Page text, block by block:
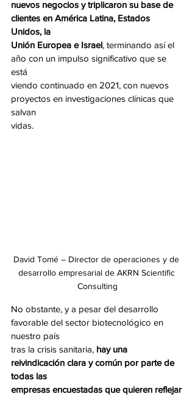
nuevos negocios y triplicaron su base de
clientes en América Latina, Estados
Unidos, la
Unión Europea e Israel, terminando así el
año con un impulso significativo que se
está
viendo continuado en 2021, con nuevos
proyectos en investigaciones clínicas que
salvan
vidas.
David Tomé – Director de operaciones y de
desarrollo empresarial de AKRN Scientific
Consulting
No obstante, y a pesar del desarrollo
favorable del sector biotecnológico en
nuestro país
tras la crisis sanitaria, hay una
reivindicación clara y común por parte de
todas las
empresas encuestadas que quieren reflejar